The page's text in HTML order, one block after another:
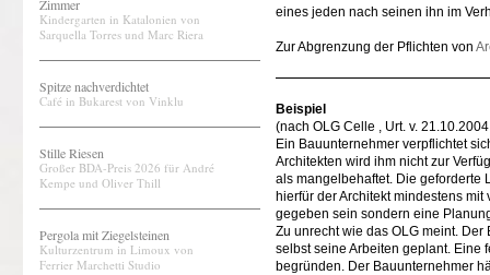
Zimmer
Kindergarten in Katalonien von
Sarquella Torres und Marc Riera
Spitze nachverdichtet
Café in Bukarest von Vinklu
Stille Riesen
Großer BDA-Preis 2026 für André
Kempe und Oliver Thill
Pergola mit Ziegelsteinen
Kulturzentrum in Limoux von
Ferrier Marchetti Studio
eines jeden nach seinen ihn im
Zur Abgrenzung der Pflichten von
Beispiel
(nach OLG Celle , Urt. v.
Ein Bauunternehmer verpflichtet
Architekten wird ihm nicht zur
als mangelbehaftet. Die geforderte
hierfür der Architekt mindestens
gegeben sein sondern eine
Zu unrecht wie das OLG meint.
selbst seine Arbeiten geplant. Eine
begründen. Der Bauunternehmer